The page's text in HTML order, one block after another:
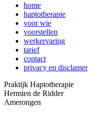
home
haptotherapie
voor wie
voorstellen
werkervaring
tarief
contact
privacy en disclamer
Praktijk Haptotherapie
Hermien de Ridder
Amerongen